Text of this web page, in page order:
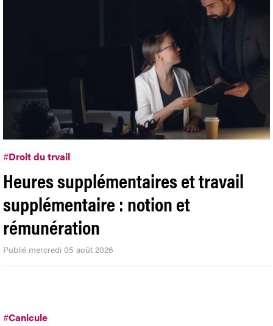
#Droit du trvail
Heures supplémentaires et travail
supplémentaire : notion et
rémunération
Publié mercredi 05 août 2026
#Canicule